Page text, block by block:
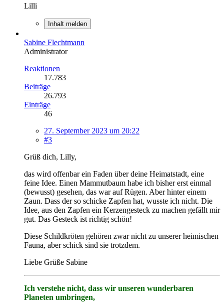
Lilli
Inhalt melden
Sabine Flechtmann
Administrator
Reaktionen
17.783
Beiträge
26.793
Einträge
46
27. September 2023 um 20:22
#3
Grüß dich, Lilly,
das wird offenbar ein Faden über deine Heimatstadt, eine
feine Idee. Einen Mammutbaum habe ich bisher erst einmal
(bewusst) gesehen, das war auf Rügen. Aber hinter einem
Zaun. Dass der so schicke Zapfen hat, wusste ich nicht. Die
Idee, aus den Zapfen ein Kerzengesteck zu machen gefällt mir
gut. Das Gesteck ist richtig schön!
Diese Schildkröten gehören zwar nicht zu unserer heimischen
Fauna, aber schick sind sie trotzdem.
Liebe Grüße Sabine
Ich verstehe nicht, dass wir unseren wunderbaren
Planeten umbringen,